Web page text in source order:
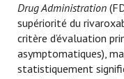
Drug Administration
supériorité du
critère d’évaluation
asymptomatiques),
statistiquement